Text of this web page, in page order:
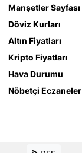
Manşetler Sayfası
Döviz Kurları
Altın Fiyatları
Kripto Fiyatları
Hava Durumu
Nöbetçi Eczaneler